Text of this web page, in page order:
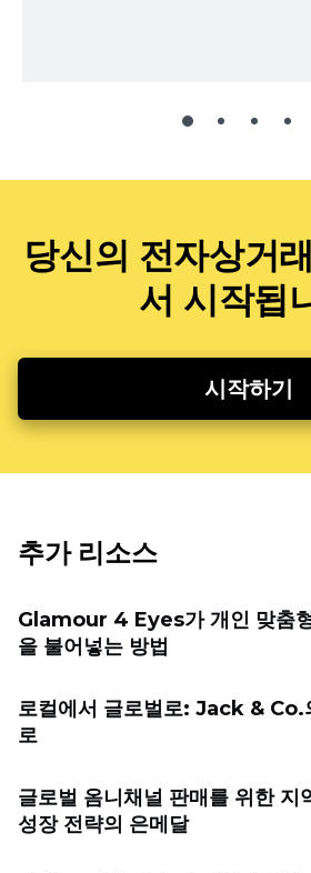
당신의 전자상거
서 시작됩
시작하기
추가 리소스
Glamour 4 Eyes가 개인 맞춤
을 불어넣는 방법
로컬에서 글로벌로: Jack & Co.
로
글로벌 옴니채널 판매를 위한 지
성장 전략의 은메달